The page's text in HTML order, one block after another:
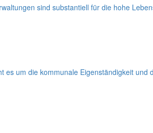
sind substantiell für die hohe
um die kommunale Eigenständigkeit und